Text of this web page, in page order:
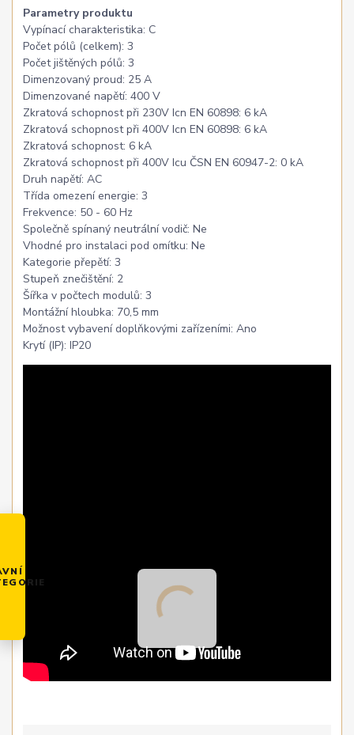
Parametry produktu
Vypínací charakteristika: C
Počet pólů (celkem): 3
Počet jištěných pólů: 3
Dimenzovaný proud: 25 A
Dimenzované napětí: 400 V
Zkratová schopnost při 230V Icn EN 60898: 6 kA
Zkratová schopnost při 400V Icn EN 60898: 6 kA
Zkratová schopnost: 6 kA
Zkratová schopnost při 400V Icu ČSN EN 60947-2: 0 kA
Druh napětí: AC
Třída omezení energie: 3
Frekvence: 50 - 60 Hz
Společně spínaný neutrální vodič: Ne
Vhodné pro instalaci pod omítku: Ne
Kategorie přepětí: 3
Stupeň znečištění: 2
Šířka v počtech modulů: 3
Montážní hloubka: 70,5 mm
Možnost vybavení doplňkovými zařízeními: Ano
Krytí (IP): IP20